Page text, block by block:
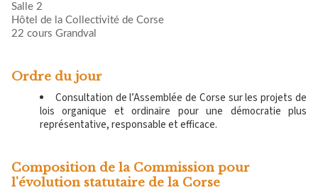
Salle 2
Hôtel de la Collectivité de Corse
22 cours Grandval
Ordre du jour
Consultation de l’Assemblée de Corse sur les projets de
lois organique et ordinaire pour une démocratie plus
représentative, responsable et efficace.
Composition de la Commission pour
l'évolution statutaire de la Corse